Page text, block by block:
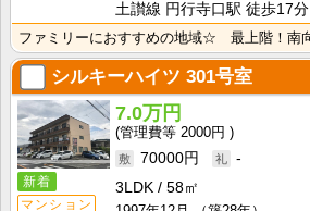
土讃線 円行寺口駅 徒歩17分
シルキーハイツ 301号室
新着
マンション
7.0万円
2000円
70000円
-
3LDK
58㎡